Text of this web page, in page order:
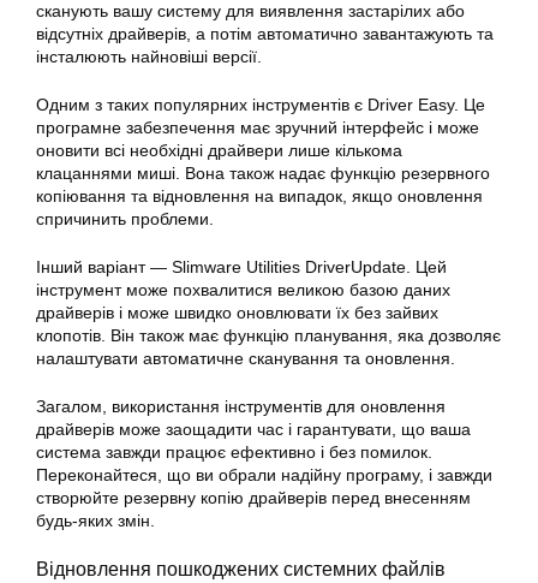
сканують вашу систему для виявлення застарілих або
відсутніх драйверів, а потім автоматично завантажують та
інсталюють найновіші версії.
Одним з таких популярних інструментів є Driver Easy. Це
програмне забезпечення має зручний інтерфейс і може
оновити всі необхідні драйвери лише кількома
клацаннями миші. Вона також надає функцію резервного
копіювання та відновлення на випадок, якщо оновлення
спричинить проблеми.
Інший варіант — Slimware Utilities DriverUpdate. Цей
інструмент може похвалитися великою базою даних
драйверів і може швидко оновлювати їх без зайвих
клопотів. Він також має функцію планування, яка дозволяє
налаштувати автоматичне сканування та оновлення.
Загалом, використання інструментів для оновлення
драйверів може заощадити час і гарантувати, що ваша
система завжди працює ефективно і без помилок.
Переконайтеся, що ви обрали надійну програму, і завжди
створюйте резервну копію драйверів перед внесенням
будь-яких змін.
Відновлення пошкоджених системних файлів